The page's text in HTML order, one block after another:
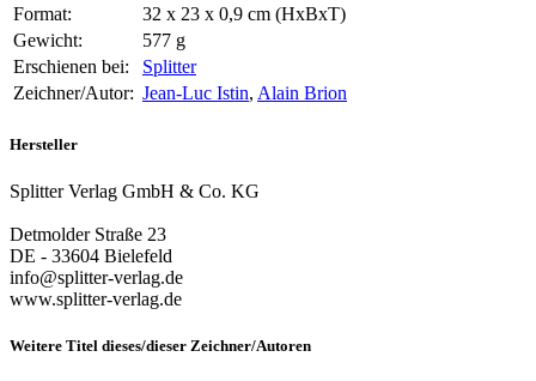
Format:
32 x 23 x 0,9 cm (HxBxT)
Gewicht:
577 g
Erschienen bei:
Splitter
Zeichner/Autor: Jean-Luc Istin, Alain Brion
Hersteller
Splitter Verlag GmbH & Co. KG
Detmolder Straße 23
DE - 33604 Bielefeld
info@splitter-verlag.de
www.splitter-verlag.de
Weitere Titel dieses/dieser Zeichner/Autoren